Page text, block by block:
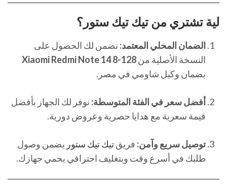
لية تشتري من تيك تيك ستور ؟
الضمان المحلي المعتمد: نضمن لك الحصول على
النسخة الأصلية منXiaomi Redmi Note 14 8-128
بضمان وكيل شاومي في مصر.
أفضل سعر في الفئة المتوسطة: نوفر لك الجهاز بأفضل
قيمة سعرية مع هدايا حصرية وعروض دورية.
توصيل سريع وآمن: فريقتيك تيك ستور يضمن وصول
طلبك في أسرع وقت وبتغليف احترافي يحمي جهازك.